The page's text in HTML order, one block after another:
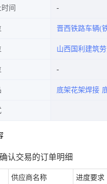
间
晋西铁路车辆(
山西国利建筑
底架花架焊接
认交易的订单明细
供应商名称 进度要求